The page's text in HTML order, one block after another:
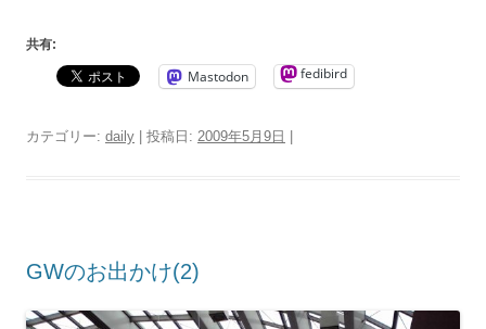
共有:
Mastodon fedibird
カテゴリー: daily | 投稿日: 2009年5月9日 |
GWのお出かけ(2)